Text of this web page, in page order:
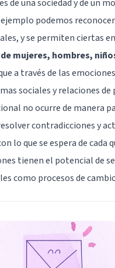
de una sociedad y de un
podemos
y se permiten ciertas
mujeres, hombres,
a través de las emociones
sociales y relaciones de
no ocurre de manera
contradicciones y
lo que se espera de cada
tienen el potencial de
como procesos de